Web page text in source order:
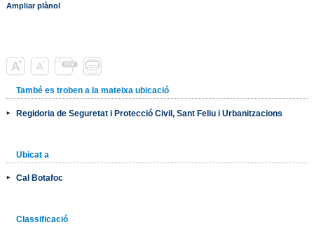
Ampliar plànol
També es troben a la mateixa ubicació
Regidoria de Seguretat i Protecció Civil, Sant Feliu i Urbanitzacions
Ubicat a
Cal Botafoc
Classificació